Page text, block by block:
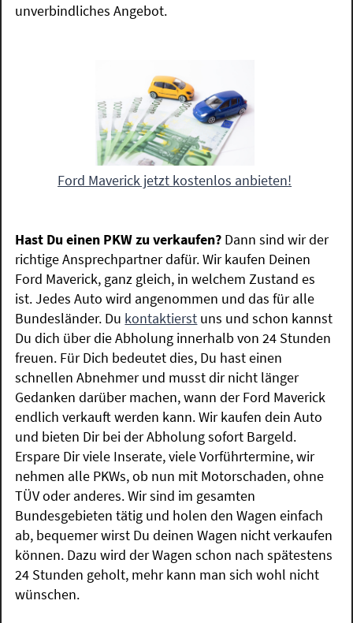
unverbindliches Angebot.
Ford Maverick jetzt kostenlos anbieten!
Hast Du einen PKW zu verkaufen? Dann sind wir der
richtige Ansprechpartner dafür. Wir kaufen Deinen
Ford Maverick, ganz gleich, in welchem Zustand es
ist. Jedes Auto wird angenommen und das für alle
Bundesländer. Du kontaktierst uns und schon kannst
Du dich über die Abholung innerhalb von 24 Stunden
freuen. Für Dich bedeutet dies, Du hast einen
schnellen Abnehmer und musst dir nicht länger
Gedanken darüber machen, wann der Ford Maverick
endlich verkauft werden kann. Wir kaufen dein Auto
und bieten Dir bei der Abholung sofort Bargeld.
Erspare Dir viele Inserate, viele Vorführtermine, wir
nehmen alle PKWs, ob nun mit Motorschaden, ohne
TÜV oder anderes. Wir sind im gesamten
Bundesgebieten tätig und holen den Wagen einfach
ab, bequemer wirst Du deinen Wagen nicht verkaufen
können. Dazu wird der Wagen schon nach spätestens
24 Stunden geholt, mehr kann man sich wohl nicht
wünschen.